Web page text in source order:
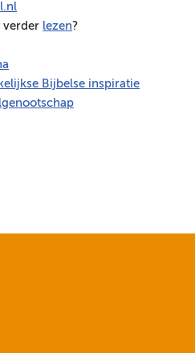
verder lezen?
Bijbelse inspiratie